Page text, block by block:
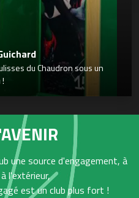
du Chaudron sous un
une source d'engagement, à
l'extérieur,
est un club plus fort !